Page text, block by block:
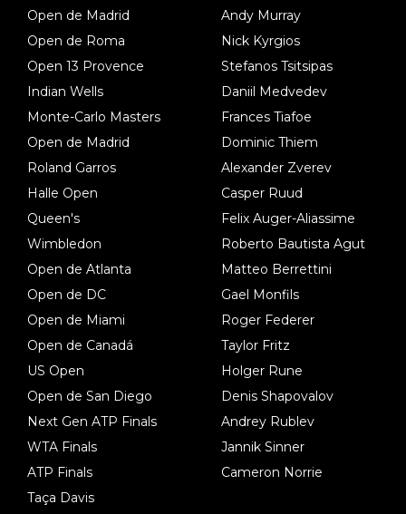
Open de Madrid
Open de Roma
Open 13 Provence
Indian Wells
Monte-Carlo Masters
Open de Madrid
Roland Garros
Halle Open
Queen's
Wimbledon
Open de Atlanta
Open de DC
Open de Miami
Open de Canadá
US Open
Open de San Diego
Next Gen ATP Finals
WTA Finals
ATP Finals
Taça Davis
Andy Murray
Nick Kyrgios
Stefanos Tsitsipas
Daniil Medvedev
Frances Tiafoe
Dominic Thiem
Alexander Zverev
Casper Ruud
Felix Auger-Aliassime
Roberto Bautista Agut
Matteo Berrettini
Gael Monfils
Roger Federer
Taylor Fritz
Holger Rune
Denis Shapovalov
Andrey Rublev
Jannik Sinner
Cameron Norrie